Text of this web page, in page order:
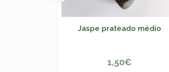
Jaspe prateado médio
+
1,50€